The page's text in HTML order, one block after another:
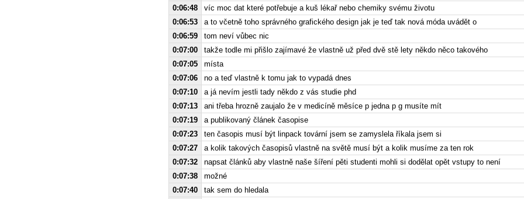
0:06:48
víc moc dat které potřebuje a kuš lékař nebo chemiky svému životu
0:06:53
a to včetně toho správného grafického design jak je teď tak nová móda uvádět o
0:06:59
tom neví vůbec nic
0:07:00
takže todle mi přišlo zajímavé že vlastně už před dvě stě lety někdo něco takového
0:07:05
místa
0:07:06
no a teď vlastně k tomu jak to vypadá dnes
0:07:10
a já nevím jestli tady někdo z vás studie phd
0:07:13
ani třeba hrozně zaujalo že v medicíně měsíce p jedna p g musíte mít
0:07:19
a publikovaný článek časopise
0:07:23
ten časopis musí být linpack tovární jsem se zamyslela říkala jsem si
0:07:27
a kolik takových časopisů vlastně na světě musí být a kolik musíme za ten rok
0:07:32
napsat článků aby vlastně naše šíření pěti studenti mohli si dodělat opět vstupy to není
0:07:38
možné
0:07:40
tak sem do hledala